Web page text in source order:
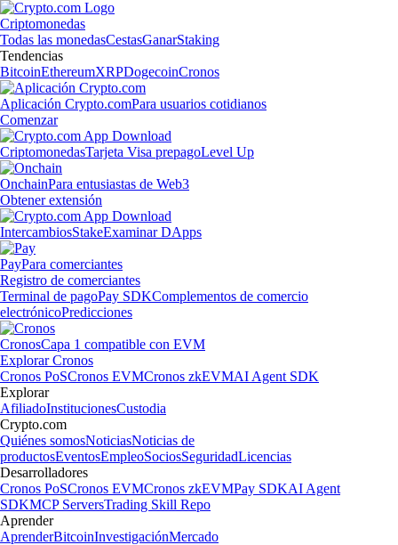
Criptomonedas
Todas las monedasCestasGanarStaking
Tendencias
BitcoinEthereumXRPDogecoinCronos
Aplicación Crypto.comPara usuarios cotidianos
Comenzar
CriptomonedasTarjeta Visa prepagoLevel Up
OnchainPara entusiastas de Web3
Obtener extensión
IntercambiosStakeExaminar DApps
PayPara comerciantes
Registro de comerciantes
Terminal de pagoPay SDKComplementos de comercio
electrónicoPredicciones
CronosCapa 1 compatible con EVM
Explorar Cronos
Cronos PoSCronos EVMCronos zkEVMAI Agent SDK
Explorar
AfiliadoInstitucionesCustodia
Crypto.com
Quiénes somosNoticiasNoticias de
productosEventosEmpleoSociosSeguridadLicencias
Desarrolladores
Cronos PoSCronos EVMCronos zkEVMPay SDKAI Agent
SDKMCP ServersTrading Skill Repo
Aprender
AprenderBitcoinInvestigaciónMercado